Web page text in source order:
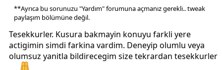
**Ayrıca bu sorunuzu "Yardım" forumuna açmanız gerekli.. tweak
paylaşım bölümüne değil.
Tesekkurler. Kusura bakmayin konuyu farkli yere
actigimin simdi farkina vardim. Deneyip olumlu veya
olumsuz yanitla bildirecegim size tekrardan tesekkurler